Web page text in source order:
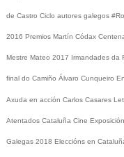
de Castro Ciclo autores galegos
2016 Premios Martín Códax
Mestre Mateo 2017 Irmandades da
final do Camiño Álvaro Cunqueiro
Axuda en acción Carlos Casares
Atentados Cataluña Cine
Galegas 2018 Eleccións en